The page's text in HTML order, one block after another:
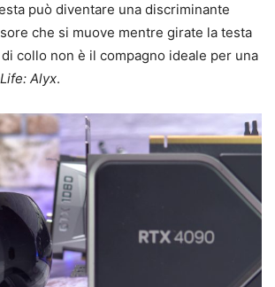
può diventare una discriminante
che si muove mentre girate la testa
collo non è il compagno ideale per una
Alyx.